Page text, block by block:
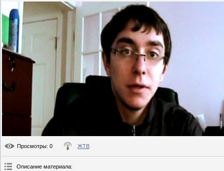
Просмотры: 0 ЖТВ
Описание материала: